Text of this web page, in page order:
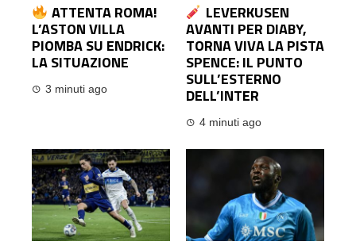
ATTENTA ROMA!
L’ASTON VILLA
PIOMBA SU ENDRICK:
LA SITUAZIONE
3 minuti ago
LEVERKUSEN
AVANTI PER DIABY,
TORNA VIVA LA PISTA
SPENCE: IL PUNTO
SULL’ESTERNO
DELL’INTER
4 minuti ago